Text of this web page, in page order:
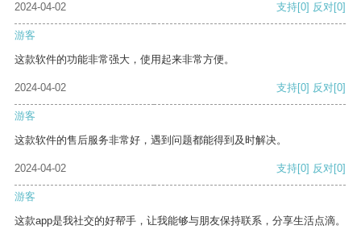
2024-04-02 支持[0] 反对[0]
游客
这款软件的功能非常强大，使用起来非常方便。
2024-04-02 支持[0] 反对[0]
游客
这款软件的售后服务非常好，遇到问题都能得到及时解决。
2024-04-02 支持[0] 反对[0]
游客
这款app是我社交的好帮手，让我能够与朋友保持联系，分享生活点滴。